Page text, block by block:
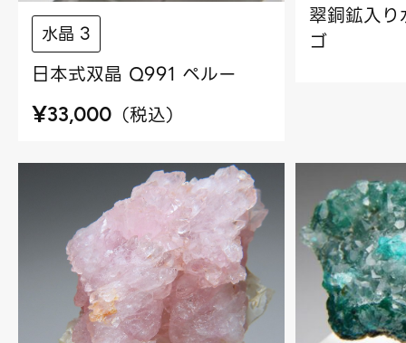
水晶 3
日本式双晶 Q991 ペルー
¥33,000 （税込）
翠銅鉱入
ゴ